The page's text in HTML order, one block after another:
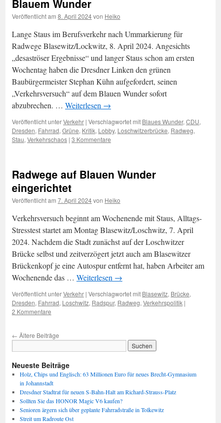
Blauem Wunder
Veröffentlicht am 8. April 2024von Heiko
Lange Staus im Berufsverkehr nach Ummarkierung für
Radwege Blasewitz/Lockwitz, 8. April 2024. Angesichts
„desaströser Ergebnisse“ und langer Staus schon am ersten
Wochentag haben die Dresdner Linken den grünen
Baubürgermeister Stephan Kühn aufgefordert, seinen
„Verkehrsversuch“ auf dem Blauen Wunder sofort
abzubrechen. … Weiterlesen →
Veröffentlicht unterVerkehr | Verschlagwortet mit Blaues Wunder, CDU,
Dresden, Fahrrad, Grüne, Kritik, Lobby, Loschwitzerbrücke, Radweg,
Stau, Verkehrschaos | 3 Kommentare
Radwege auf Blauen Wunder
eingerichtet
Veröffentlicht am 7. April 2024von Heiko
Verkehrsversuch beginnt am Wochenende mit Staus, Alltags-
Stresstest startet am Montag Blasewitz/Loschwitz, 7. April
2024. Nachdem die Stadt zunächst auf der Loschwitzer
Brücke selbst und zeitverzögert jetzt auch am Blasewitzer
Brückenkopf je eine Autospur entfernt hat, haben Arbeiter am
Wochenende das … Weiterlesen →
Veröffentlicht unterVerkehr | Verschlagwortet mit Blasewitz, Brücke,
Dresden, Fahrrad, Loschwitz, Radspur, Radweg, Verkehrspolitik |
2 Kommentare
← Ältere Beiträge
Neueste Beiträge
Holz, Chips und Englisch: 63 Millionen Euro für neues Brecht-Gymnasium
in Johannstadt
Dresdner Stadtrat für neuen S-Bahn-Halt am Richard-Strauss-Platz
Sollten Sie das HONOR Magic V6 kaufen?
Senioren ärgern sich über geplante Fahrradstraße in Tolkewitz
Streit um Radroute Ost